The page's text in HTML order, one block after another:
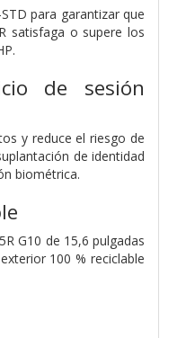
para garantizar que
satisfaga o supere los
de sesión
y reduce el riesgo de
de identidad
biométrica.
G10 de 15,6 pulgadas
100 % reciclable